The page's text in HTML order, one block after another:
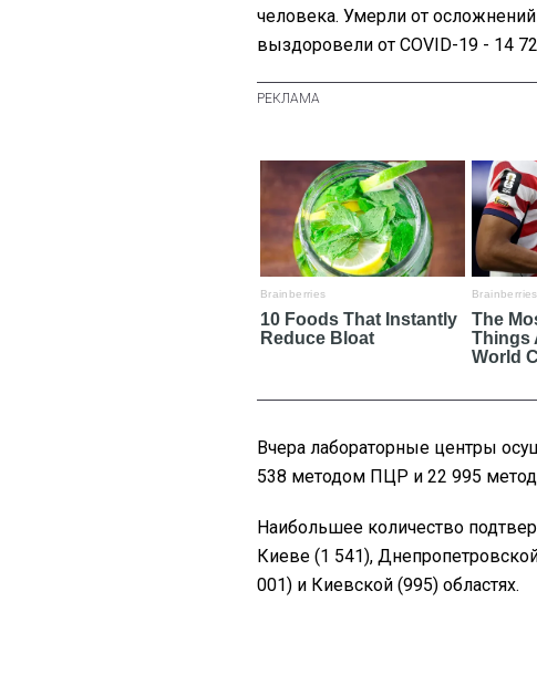
человека. Умерли от
выздоровели от COVID-19 - 14
Вчера лабораторные центры
538 методом ПЦР и 22 995
Наибольшее количество
Киеве (1 541),
001) и Киевской (995) областях.